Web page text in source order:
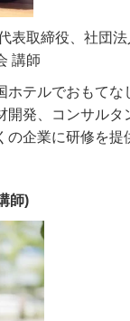
表取締役、社団法
講師
ホテルでおもてな
開発、コンサルタ
の企業に研修を提
師)